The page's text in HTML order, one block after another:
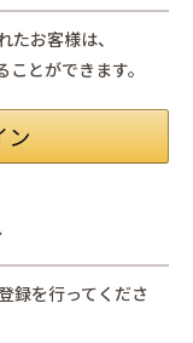
お客様は、
とができます。
録を行ってくださ